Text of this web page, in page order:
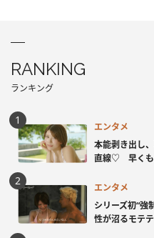
RANKING
ランキング
エンタメ
本能剥き出し
直線♡ 早くも
エンタメ
シリーズ初“
性が沼るモテ